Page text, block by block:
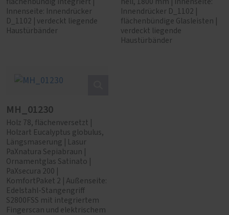
flächenbündig integriert |
Innenseite: Innendrücker
D_1102 | verdeckt liegende
Haustürbänder
hell, 1800 mm | Innenseite:
Innendrücker D_1102 |
flächenbündige Glasleisten |
verdeckt liegende
Haustürbänder
MH_01230
Holz 78, flächenversetzt |
Holzart Eucalyptus globulus,
Längsmaserung | Lasur
PaXnatura Sepiabraun |
Ornamentglas Satinato |
PaXsecura 200 |
KomfortPaket 2 | Außenseite:
Edelstahl-Stangengriff
S2800FSS mit integriertem
Fingerscan und elektrischem